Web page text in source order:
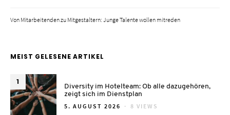
Von Mitarbeitenden zu Mitgestaltern: Junge Talente wollen mitreden
MEIST GELESENE ARTIKEL
1
Diversity im Hotelteam: Ob alle dazugehören,
zeigt sich im Dienstplan
POSTED
5. AUGUST 2026 8 VIEWS